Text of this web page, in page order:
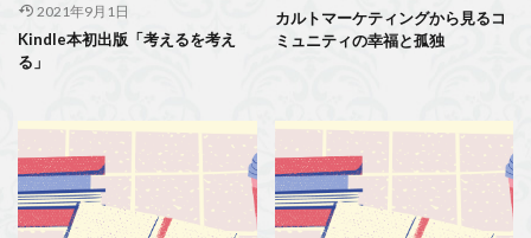
2021年9月1日
Kindle本初出版「考えるを考え
る」
カルトマーケティングから見るコ
ミュニティの幸福と孤独